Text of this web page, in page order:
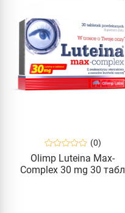
(0)
Olimp Luteina Max-
Complex 30 mg 30 табл